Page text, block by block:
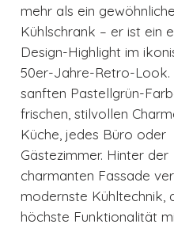
mehr als ein
Kühlschrank – er ist ein
Design-Highlight im
50er-Jahre-Retro-Look.
sanften Pastellgrün-
frischen, stilvollen
Küche, jedes Büro oder
Gästezimmer. Hinter der
charmanten Fassade
modernste Kühltechnik,
höchste Funktionalität